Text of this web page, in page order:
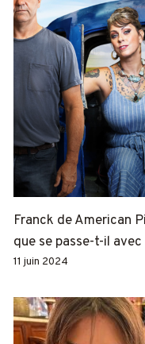
Franck de American
que se passe-t-il
11 juin 2024